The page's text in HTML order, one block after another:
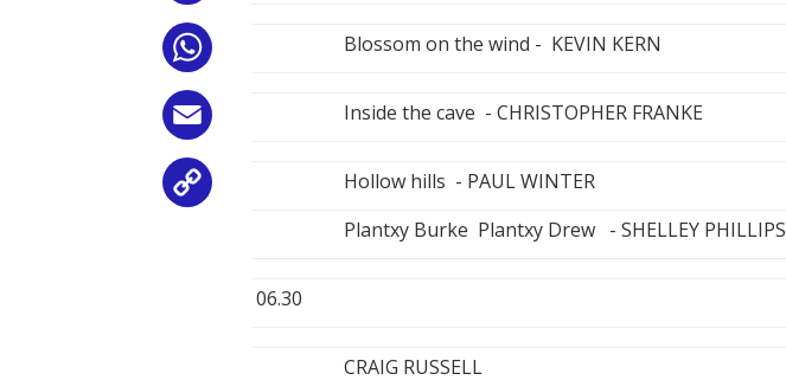
Blossom on the wind - KEVIN KERN
Inside the cave - CHRISTOPHER FRANKE
Hollow hills - PAUL WINTER
Plantxy Burke Plantxy Drew - SHELLEY PHILLIPS
06.30
CRAIG RUSSELL